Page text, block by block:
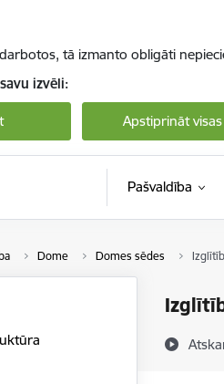
tā izmanto obligāti
izvēli:
Apstiprināt visas
Pašvaldība
Dome Domes sēdes